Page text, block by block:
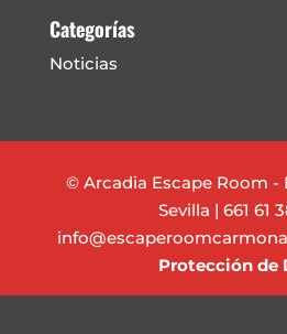
Categorías
Noticias
© Arcadia Escape Room -
Sevilla | 661 61
Protección de